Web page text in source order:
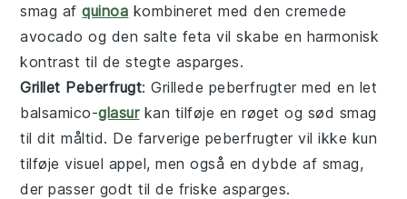
smag afquinoa kombineret med den cremede
avocado og den salte feta vil skabe en harmonisk
kontrast til de stegte asparges.
Grillet Peberfrugt: Grillede peberfrugter med en let
balsamico-glasurkan tilføje en røget og sød smag
til dit måltid. De farverige peberfrugter vil ikke kun
tilføje visuel appel, men også en dybde af smag,
der passer godt til de friskeasparges.